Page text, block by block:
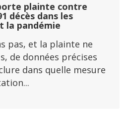
plainte contre
décès dans les
la pandémie
pas, et la plainte ne
de données précises
dans quelle mesure